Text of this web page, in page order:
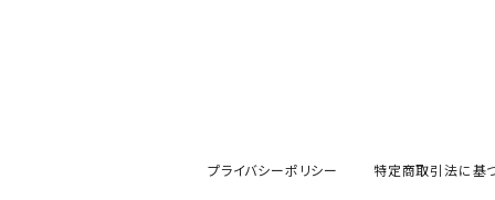
短歌 俳句 川柳
プライバシーポリシー 特定商取引法に基